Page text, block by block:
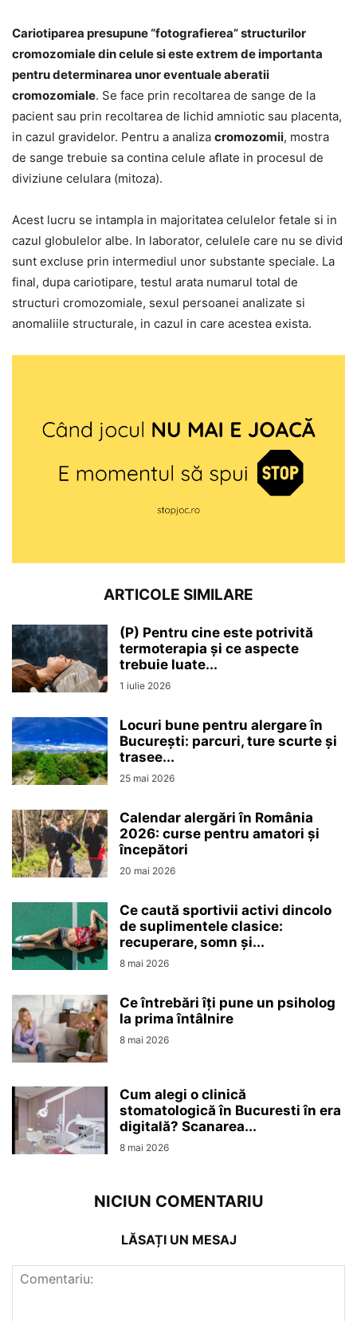
Cariotiparea presupune “fotografierea” structurilor
cromozomiale din celule si este extrem de importanta
pentru determinarea unor eventuale aberatii
cromozomiale. Se face prin recoltarea de sange de la
pacient sau prin recoltarea de lichid amniotic sau placenta,
in cazul gravidelor. Pentru a analiza cromozomii, mostra
de sange trebuie sa contina celule aflate in procesul de
diviziune celulara (mitoza).
Acest lucru se intampla in majoritatea celulelor fetale si in
cazul globulelor albe. In laborator, celulele care nu se divid
sunt excluse prin intermediul unor substante speciale. La
final, dupa cariotipare, testul arata numarul total de
structuri cromozomiale, sexul persoanei analizate si
anomaliile structurale, in cazul in care acestea exista.
ARTICOLE SIMILARE
(P) Pentru cine este potrivită
termoterapia și ce aspecte
trebuie luate...
1 iulie 2026
Locuri bune pentru alergare în
București: parcuri, ture scurte și
trasee...
25 mai 2026
Calendar alergări în România
2026: curse pentru amatori și
începători
20 mai 2026
Ce caută sportivii activi dincolo
de suplimentele clasice:
recuperare, somn și...
8 mai 2026
Ce întrebări îți pune un psiholog
la prima întâlnire
8 mai 2026
Cum alegi o clinică
stomatologică în Bucuresti în era
digitală? Scanarea...
8 mai 2026
NICIUN COMENTARIU
LĂSAȚI UN MESAJ